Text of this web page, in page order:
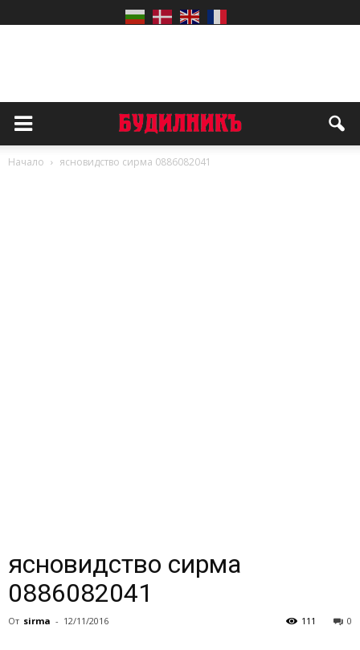
Начало ясновидство сирма 0886082041
ясновидство сирма
0886082041
От sirma - 12/11/2016 0
111